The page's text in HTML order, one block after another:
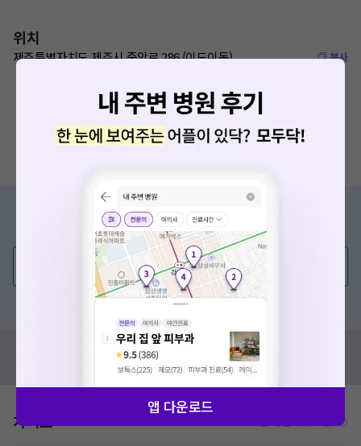
위치
제주특별자치도 제주시 중앙로 286 (이도이동) 복사
증상/치료, 궁금한 점이 있나요?
의사가 직접 답해드려요!
💬 무엇이든 물어보세요
혹은, 의료상담 서비스에 다양한 게시글 보러가기
혹시 잘못된 병원정보가 있나요?
모두닥 팀에 알려주세요!
가격표
앱 다운로드